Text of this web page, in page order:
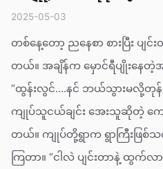
2025-05-03
တစ်နေ့တော့ ညနေစာ စားပြီး ပျ
တယ်။ အချိန်က မှောင်ရီပျိုးနေတဲ့
“ထွန်းလွင်….နင် ဘယ်သွားမလို့တု
ကျုပ်သူငယ်ချင်း အေးသူဆိုတဲ့ ကော
တယ်။ ကျုပ်တို့ရွာက ရွာကြီးဖြစ်သလို
ကြတာ။ “ငါလဲ ပျင်းတာနဲ့ ထွက်